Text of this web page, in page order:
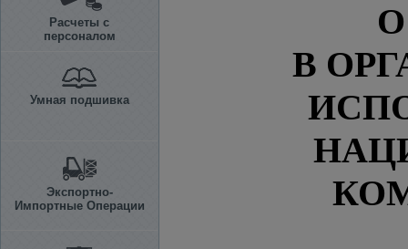
Расчеты с
персоналом
Умная подшивка
Экспортно-
Импортные Операции
В